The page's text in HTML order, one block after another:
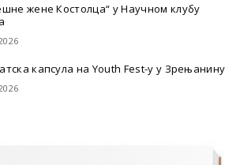
жене Костолца“ у Научном клубу
капсула на Youth Fest-у у Зрењанину